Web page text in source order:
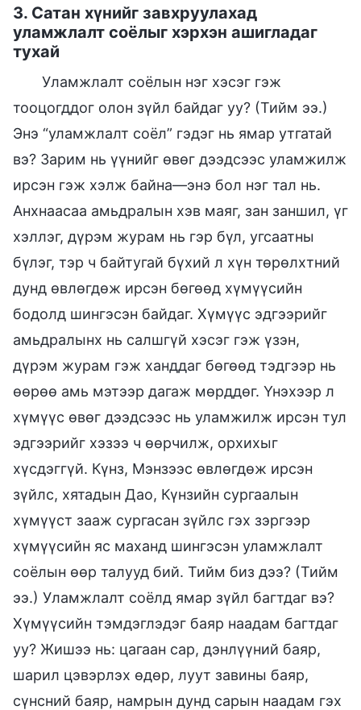
3. Сатан хүнийг завхруулахад
уламжлалт соёлыг хэрхэн ашигладаг
тухай
Уламжлалт соёлын нэг хэсэг гэж
тооцогддог олон зүйл байдаг уу? (Тийм ээ.)
Энэ “уламжлалт соёл” гэдэг нь ямар утгатай
вэ? Зарим нь үүнийг өвөг дээдсээс уламжилж
ирсэн гэж хэлж байна—энэ бол нэг тал нь.
Анхнаасаа амьдралын хэв маяг, зан заншил, үг
хэллэг, дүрэм журам нь гэр бүл, угсаатны
бүлэг, тэр ч байтугай бүхий л хүн төрөлхтний
дунд өвлөгдөж ирсэн бөгөөд хүмүүсийн
бодолд шингэсэн байдаг. Хүмүүс эдгээрийг
амьдралынх нь салшгүй хэсэг гэж үзэн,
дүрэм журам гэж ханддаг бөгөөд тэдгээр нь
өөрөө амь мэтээр дагаж мөрддөг. Үнэхээр л
хүмүүс өвөг дээдсээс нь уламжилж ирсэн тул
эдгээрийг хэзээ ч өөрчилж, орхихыг
хүсдэггүй. Күнз, Мэнзээс өвлөгдөж ирсэн
зүйлс, хятадын Дао, Күнзийн сургаалын
хүмүүст зааж сургасан зүйлс гэх зэргээр
хүмүүсийн яс маханд шингэсэн уламжлалт
соёлын өөр талууд бий. Тийм биз дээ? (Тийм
ээ.) Уламжлалт соёлд ямар зүйл багтдаг вэ?
Хүмүүсийн тэмдэглэдэг баяр наадам багтдаг
уу? Жишээ нь: цагаан сар, дэнлүүний баяр,
шарил цэвэрлэх өдөр, луут завины баяр,
сүнсний баяр, намрын дунд сарын наадам гэх